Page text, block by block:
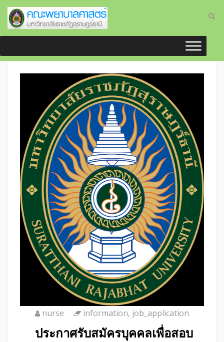
nurse information, job_application
ประกาศรับสมัครบุคคลเพื่อสอบ